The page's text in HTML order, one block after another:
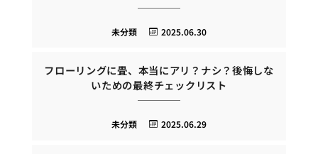
2025.06.30
未分類
フローリングに畳、本当にアリ？ナシ？後悔しな
いための最終チェックリスト
2025.06.29
未分類